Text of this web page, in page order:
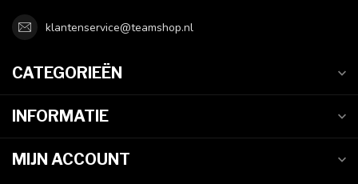
klantenservice@teamshop.nl
CATEGORIEËN
INFORMATIE
MIJN ACCOUNT